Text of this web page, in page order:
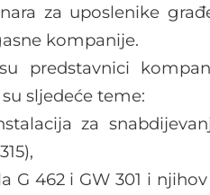
za uposlenike
kompanije.
predstavnici
su sljedeće teme:
za
G 462 i GW 301 i